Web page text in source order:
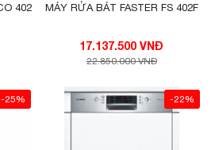
402 MÁY RỬA BÁT FASTER FS 402F
17.137.500 VNĐ
22.850.000 VNĐ
-25% -22%